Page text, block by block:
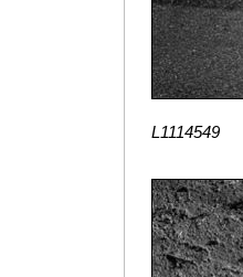
L1114549